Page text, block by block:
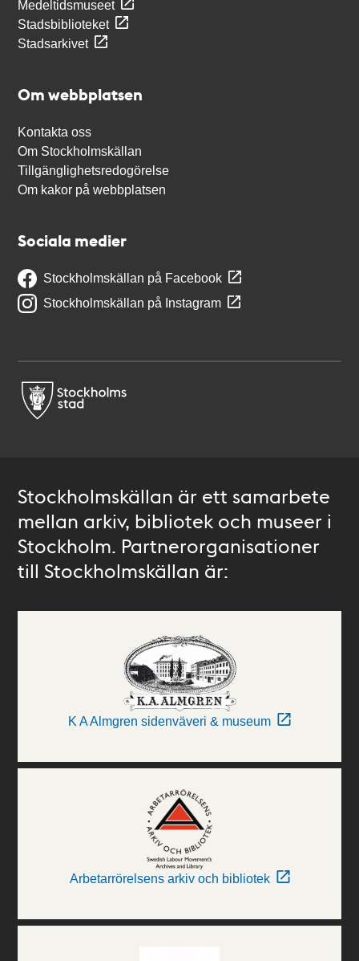
Medeltidsmuseet
Stadsbiblioteket
Stadsarkivet
Om webbplatsen
Kontakta oss
Om Stockholmskällan
Tillgänglighetsredogörelse
Om kakor på webbplatsen
Sociala medier
Stockholmskällan på Facebook
Stockholmskällan på Instagram
Stockholmskällan är ett samarbete
mellan arkiv, bibliotek och museer i
Stockholm. Partnerorganisationer
till Stockholmskällan är:
K A Almgren sidenväveri & museum
Arbetarrörelsens arkiv och bibliotek